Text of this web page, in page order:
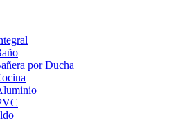
por Ducha